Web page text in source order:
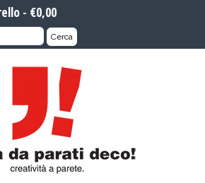
- €0,00
Cerca